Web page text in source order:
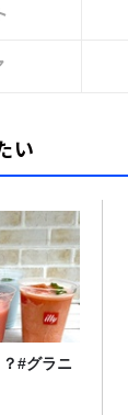
い
#グラニ